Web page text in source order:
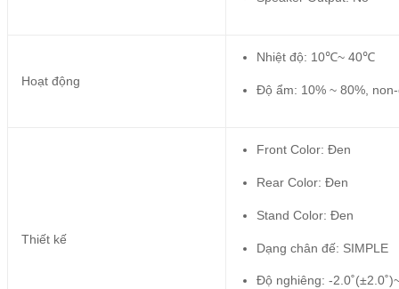
Hoạt động
Nhiệt độ: 10℃~ 40℃
Độ ẩm: 10% ~ 80%,
Thiết kế
Front Color: Đen
Rear Color: Đen
Stand Color: Đen
Dạng chân đế: SIMPLE
Độ nghiêng: -